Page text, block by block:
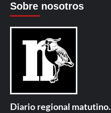
Sobre nosotros
Diario regional matutino.